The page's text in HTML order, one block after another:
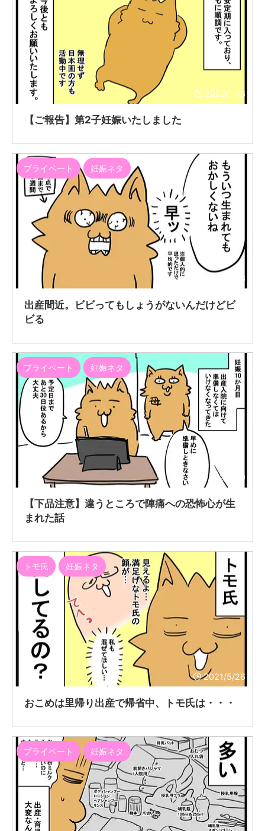
2023/11/8
【ご報告】第2子妊娠いたしました
2021/6/16
プライベート 妊娠ネタ
出産間近。ビビってもしょうがないんだけどビ
ビる
2021/6/9
プライベート 妊娠ネタ
【下品注意】違うところで陣痛への恐怖心が生
まれた話
2021/5/26
トモ氏 妊娠ネタ
おこめは里帰り出産で帰省中、トモ氏は・・・
プライベート 妊娠ネタ